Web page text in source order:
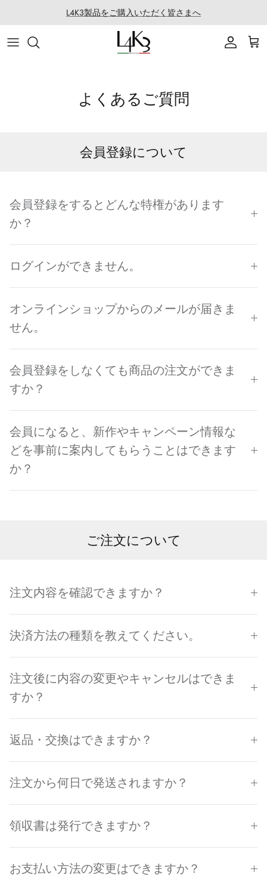
뛰
기
L4K3製品をご購入いただく皆さまへ
아이템
골프
기타
이야기
마카롱 시리즈
CLEAT TOTE 시리즈
SECCHIELLO 시리즈
LABORATORIO 소개
よくあるご質問
会員登録について
会員登録をするとどんな特権があります
か？
ログインができません。
オンラインショップからのメールが届きま
せん。
会員登録をしなくても商品の注文ができま
すか？
会員になると、新作やキャンペーン情報な
どを事前に案内してもらうことはできます
か？
ご注文について
注文内容を確認できますか？
決済方法の種類を教えてください。
注文後に内容の変更やキャンセルはできま
すか？
返品・交換はできますか？
注文から何日で発送されますか？
領収書は発行できますか？
お支払い方法の変更はできますか？